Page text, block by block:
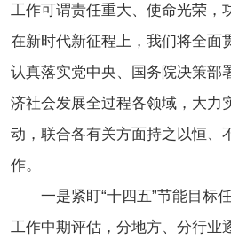
工作可谓责任重大、使命光荣，
在新时代新征程上，我们将全面
认真落实党中央、国务院决策部
济社会发展全过程各领域，大力
动，联合各有关方面持之以恒、
作。
一是紧盯“十四五”节能目标
工作中期评估，分地方、分行业